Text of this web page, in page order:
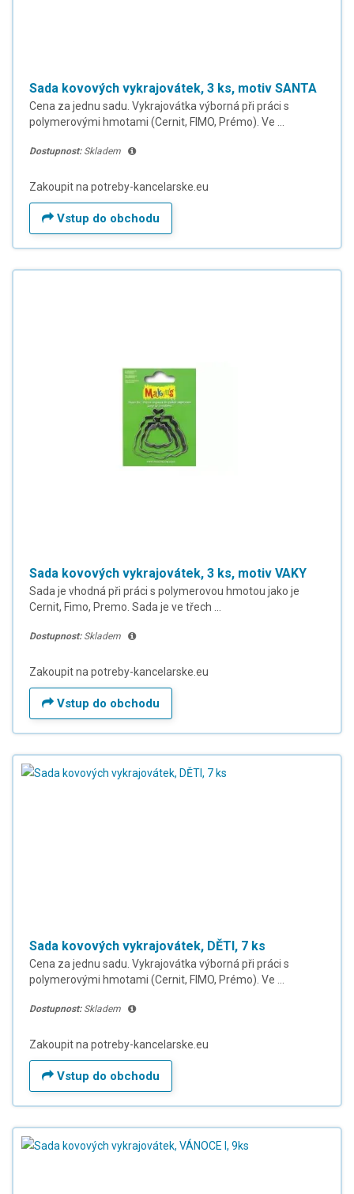
Sada kovových vykrajovátek, 3 ks, motiv SANTA
Cena za jednu sadu. Vykrajovátka výborná při práci s
polymerovými hmotami (Cernit, FIMO, Prémo). Ve ...
Dostupnost: Skladem
Zakoupit na potreby-kancelarske.eu
Vstup do obchodu
Sada kovových vykrajovátek, 3 ks, motiv VAKY
Sada je vhodná při práci s polymerovou hmotou jako je
Cernit, Fimo, Premo. Sada je ve třech ...
Dostupnost: Skladem
Zakoupit na potreby-kancelarske.eu
Vstup do obchodu
Sada kovových vykrajovátek, DĚTI, 7 ks
Cena za jednu sadu. Vykrajovátka výborná při práci s
polymerovými hmotami (Cernit, FIMO, Prémo). Ve ...
Dostupnost: Skladem
Zakoupit na potreby-kancelarske.eu
Vstup do obchodu